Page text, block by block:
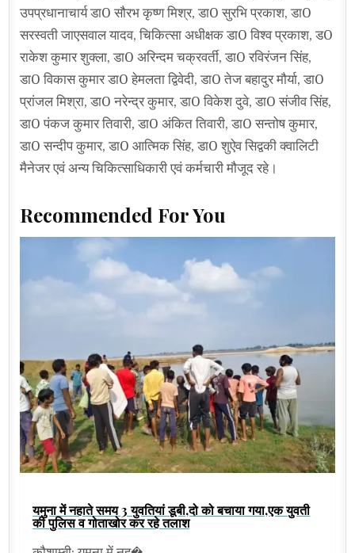
उपप्रधानाचार्य डा0 सौरभ कृष्ण मिश्र, डा0 सुरभि प्रकाश, डा0
सरस्वती जाएसवाल यादव, चिकित्सा अधीक्षक डा0 विश्व प्रकाश, ड0
राकेश कुमार शुक्ला, डा0 अरिन्दम चक्रवर्ती, डा0 रविरंजन सिंह,
डा0 विकास कुमार डा0 हेमलता द्विवेदी, डा0 तेज बहादुर मौर्या, डा0
प्रांजल मिश्रा, डा0 नरेन्द्र कुमार, डा0 विकेश दुवे, डा0 संजीव सिंह,
डा0 पंकज कुमार तिवारी, डा0 अंकित तिवारी, डा0 सन्तोष कुमार,
डा0 सन्दीप कुमार, डा0 आत्मिक सिंह, डा0 शुऐव सिद्वकी क्वालिटी
मैनेजर एवं अन्य चिकित्साधिकारी एवं कर्मचारी मौजूद रहे।
Recommended For You
यमुना में नहाते समय 3 युवतियां डूबी,दो को बचाया गया,एक युवती
की पुलिस व गोताखोर कर रहे तलाश